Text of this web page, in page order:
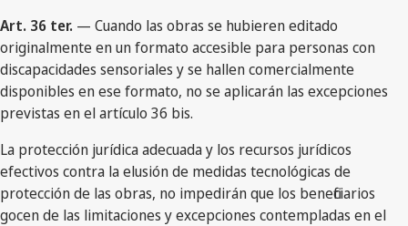
Art. 36 ter. — Cuando las obras se hubieren editado
originalmente en un formato accesible para personas con
discapacidades sensoriales y se hallen comercialmente
disponibles en ese formato, no se aplicarán las excepciones
previstas en el artículo 36 bis.
La protección jurídica adecuada y los recursos jurídicos
efectivos contra la elusión de medidas tecnológicas de
protección de las obras, no impedirán que los beneficiarios
gocen de las limitaciones y excepciones contempladas en el